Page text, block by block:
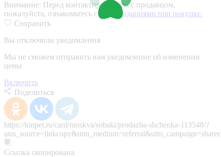
Внимание: Перед контактированием с продавцом,
пожалуйста, ознакомьтесь с рекомендациями при покупке.
Сохранить
Вы отключили уведомления
Мы не сможем отправить вам уведомление об изменении
цены
Включить
Поделиться
https://kinpet.ru/card/moskva/sobaki/prodazha-shchenka-113548/?
Ссылка скопирована